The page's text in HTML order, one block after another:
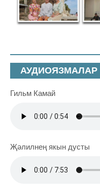
АУДИОЯЗМАЛАР
Гильм Камай
Җәлилнең якын дусты